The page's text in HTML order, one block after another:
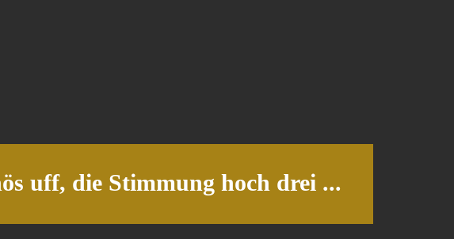
uff, die Stimmung hoch drei ...